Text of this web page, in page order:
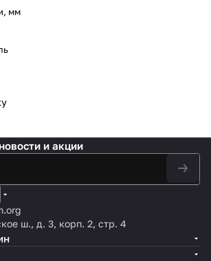
мм
и акции
ш., д. 3, корп. 2, стр. 4